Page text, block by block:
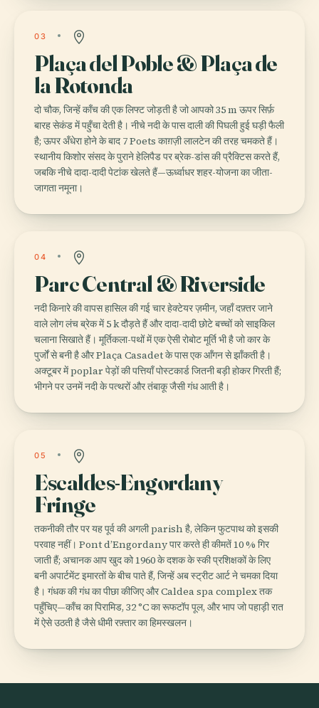
03
Plaça del Poble & Plaça de
la Rotonda
दो चौक, जिन्हें काँच की एक लिफ्ट जोड़ती है जो आपको 35 m ऊपर सिर्फ़
बारह सेकंड में पहुँचा देती है। नीचे नदी के पास दाली की पिघली हुई घड़ी फैली
है; ऊपर अँधेरा होने के बाद 7 Poets काग़ज़ी लालटेन की तरह चमकते हैं।
स्थानीय किशोर संसद के पुराने हेलिपैड पर ब्रेक-डांस की प्रैक्टिस करते हैं,
जबकि नीचे दादा-दादी पेटांक खेलते हैं—ऊर्ध्वाधर शहर-योजना का जीता-
जागता नमूना।
04
Parc Central & Riverside
नदी किनारे की वापस हासिल की गई चार हेक्टेयर ज़मीन, जहाँ दफ़्तर जाने
वाले लोग लंच ब्रेक में 5 k दौड़ते हैं और दादा-दादी छोटे बच्चों को साइकिल
चलाना सिखाते हैं। मूर्तिकला-पथों में एक ऐसी रोबोट मूर्ति भी है जो कार के
पुर्जों से बनी है और Plaça Casadet के पास एक आँगन से झाँकती है।
अक्टूबर में poplar पेड़ों की पत्तियाँ पोस्टकार्ड जितनी बड़ी होकर गिरती हैं;
भीगने पर उनमें नदी के पत्थरों और तंबाकू जैसी गंध आती है।
05
Escaldes-Engordany
Fringe
तकनीकी तौर पर यह पूर्व की अगली parish है, लेकिन फुटपाथ को इसकी
परवाह नहीं। Pont d’Engordany पार करते ही कीमतें 10 % गिर
जाती हैं; अचानक आप खुद को 1960 के दशक के स्की प्रशिक्षकों के लिए
बनी अपार्टमेंट इमारतों के बीच पाते हैं, जिन्हें अब स्ट्रीट आर्ट ने चमका दिया
है। गंधक की गंध का पीछा कीजिए और Caldea spa complex तक
पहुँचिए—काँच का पिरामिड, 32 °C का रूफटॉप पूल, और भाप जो पहाड़ी रात
में ऐसे उठती है जैसे धीमी रफ़्तार का हिमस्खलन।